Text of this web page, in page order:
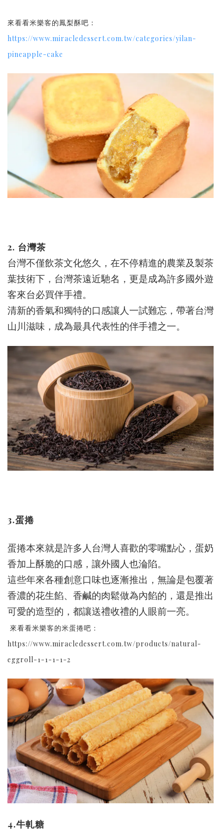
來看看米樂客的鳳梨酥吧：
https://www.miracledessert.com.tw/categories/yilan-
pineapple-cake
2. 台灣茶
台灣不僅飲茶文化悠久，在不停精進的農業及製茶
葉技術下，台灣茶遠近馳名，更是成為許多國外遊
客來台必買伴手禮。
清新的香氣和獨特的口感讓人一試難忘，帶著台灣
山川滋味，成為最具代表性的伴手禮之一。
3.蛋捲
蛋捲本來就是許多人台灣人喜歡的零嘴點心，蛋奶
香加上酥脆的口感，讓外國人也淪陷。
這些年來各種創意口味也逐漸推出，無論是包覆著
香濃的花生餡、香鹹的肉鬆做為內餡的，還是推出
可愛的造型的，都讓送禮收禮的人眼前一亮。
來看看米樂客的米蛋捲吧：
https://www.miracledessert.com.tw/products/natural-
eggroll-1-1-1-1-2
4.牛軋糖